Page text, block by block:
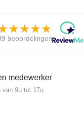
beoordelingen
medewerker
van 9u tot 17u